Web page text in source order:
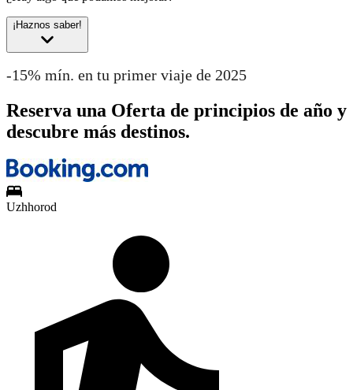
¡Haznos saber!
-15% mín. en tu primer viaje de 2025
Reserva una Oferta de principios de año y
descubre más destinos.
Uzhhorod